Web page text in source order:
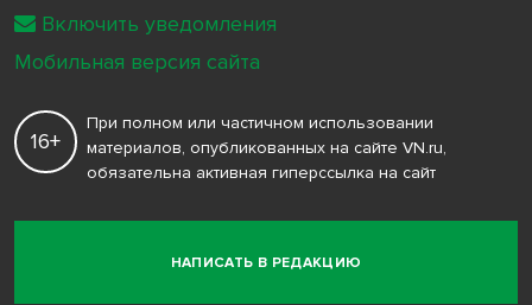
НАПИСАТЬ В РЕДАКЦИЮ
16+
При полном или частичном использовании
материалов, опубликованных на сайте VN.ru,
обязательна активная гиперссылка на сайт
Включить уведомления
Мобильная версия сайта